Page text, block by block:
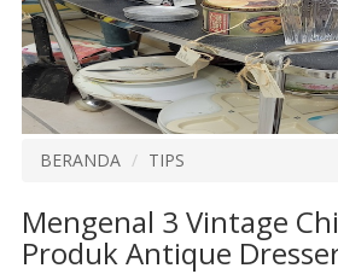
BERANDA TIPS
Mengenal 3 Vintage
Produk Antique